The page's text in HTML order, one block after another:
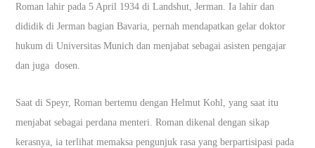
Roman lahir pada 5 April 1934 di Landshut, Jerman. Ia lahir dan
dididik di Jerman bagian Bavaria, pernah mendapatkan gelar doktor
hukum di Universitas Munich dan menjabat sebagai asisten pengajar
dan juga dosen.
Saat di Speyr, Roman bertemu dengan Helmut Kohl, yang saat itu
menjabat sebagai perdana menteri. Roman dikenal dengan sikap
kerasnya, ia terlihat memaksa pengunjuk rasa yang berpartisipasi pada